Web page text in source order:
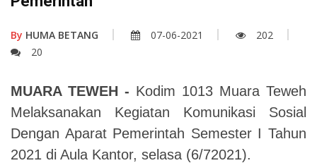
By HUMA BETANG 07-06-2021
202
20
MUARA TEWEH- Kodim 1013 Muara Teweh
Melaksanakan Kegiatan Komunikasi Sosial
Dengan Aparat Pemerintah Semester I Tahun
2021 di Aula Kantor, selasa (6/72021).